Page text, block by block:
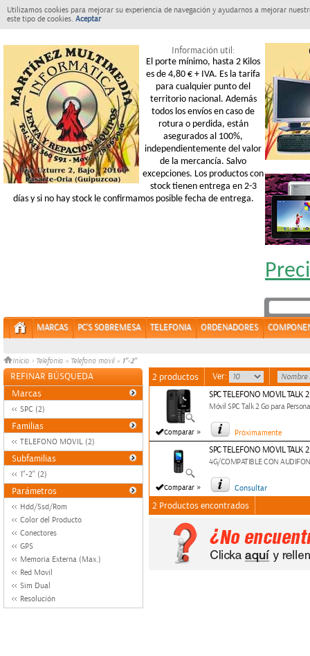
Utilizamos cookies para mejorar su experiencia de navegación y ayudarnos a mejorar
este tipo de cookies. Aceptar
Información util:
El porte mínimo, hasta 2 Kilos
es de 4,80 € + IVA. Es la tarifa
para cualquier punto del
territorio nacional. Además
todos los envíos en caso de
rotura o perdida, están
asegurados al 100%,
independientemente del valor
de la mercancía. Salvo
excepciones. Los productos con
stock tienen entrega en 2-3
días y si no hay stock le confirmamos posible fecha de entrega.
MARCAS PC'S SOBREMESA TELEFONIA ORDENADORES
Inicio > Telefonia » Telefono movil» 1"-2"
REFINAR BÚSQUEDA
Marcas
SPC (2)
Familias
TELEFONO MOVIL (2)
Subfamilias
1"-2" (2)
Parámetros
Hdd/Ssd/Rom
Color del Producto
Conectores
GPS
Memoria Externa (Max.)
Red Movil
Sim Dual
Resolución
2 productos Ver:
Comparar »
SPC TELEFONO MOVIL TALK
Móvil SPC Talk 2 Go para
Próximamente
Comparar »
SPC TELEFONO MOVIL TALK
4G/COMPATIBLE CON
Consultar
2 Productos encontrados